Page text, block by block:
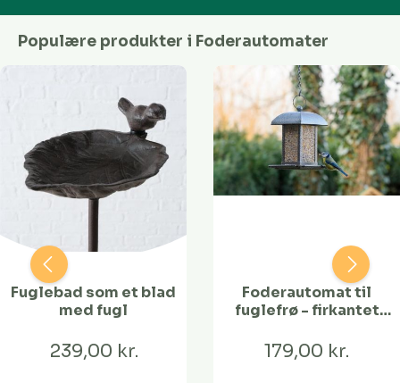
Populære produkter i Foderautomater
Fuglebad som et blad
med fugl
239,00 kr.
Foderautomat til
fuglefrø - firkantet
179,00 kr.